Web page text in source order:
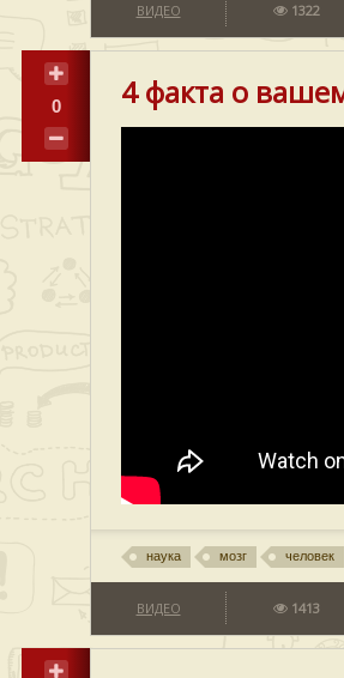
ВИДЕО 1322
0 4 факта о
наука мозг человек
ВИДЕО 1413